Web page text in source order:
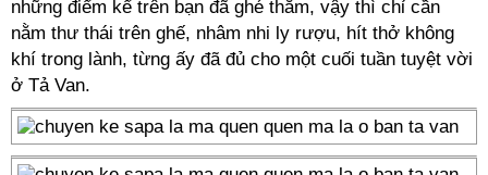
những điểm kể trên bạn đã ghé thăm, vậy thì chỉ cần
nằm thư thái trên ghế, nhâm nhi ly rượu, hít thở không
khí trong lành, từng ấy đã đủ cho một cuối tuần tuyệt vời
ở Tả Van.